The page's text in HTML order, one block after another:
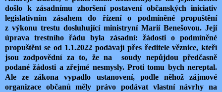
došlo k zásadnímu zhoršení postavení občanských iniciativ
legislativním zásahem do řízení o podmíněné propuštění
z výkonu trestu dosluhující ministryní Marií Benešovou. Její
úprava trestního řádu byla zásadní: žádosti o podmíněné
propuštění se od 1.1.2022 podávají přes ředitele věznice, kteří
jsou zodpovědní za to, že na
soudy nepůjdou předčasně
podané žádosti a zřejmé nesmysly. Proti tomu bych nereptal.
Ale ze zákona vypadlo ustanovení, podle něhož zájmové
organizace občanů měly právo podávat vlastní návrhy na